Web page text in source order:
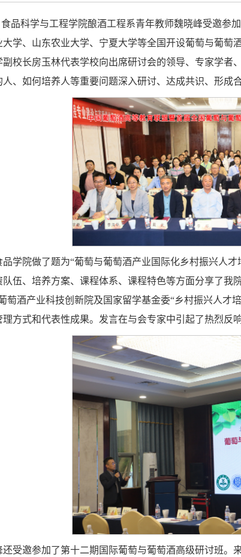
食品科学与工程学院酿酒工程系青年教师魏晓峰受邀参
大学、山东农业大学、宁夏大学等全国开设葡萄与葡萄
副校长房玉林代表学校向出席研讨会的领导、专家学
、如何培养人等重要问题深入研讨、达成共识、形成合
学院做了题为“葡萄与葡萄酒产业国际化乡村振兴人
伍、培养方案、课程体系、课程特色等方面分享了
萄酒产业科技创新院及国家留学基金委“乡村振兴人才
方式和代表性成果。发言在与会专家中引起了热烈反
还受邀参加了第十二期国际葡萄与葡萄酒高级研讨班